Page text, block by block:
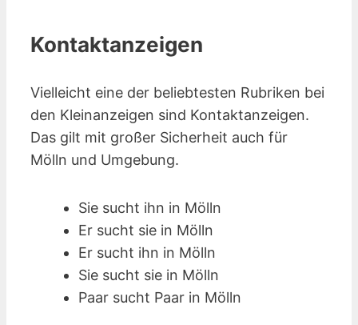
Kontaktanzeigen
Vielleicht eine der beliebtesten Rubriken bei
den Kleinanzeigen sind Kontakt­anzeigen.
Das gilt mit großer Sicherheit auch für
Mölln und Umgebung.
Sie sucht ihn in Mölln
Er sucht sie in Mölln
Er sucht ihn in Mölln
Sie sucht sie in Mölln
Paar sucht Paar in Mölln